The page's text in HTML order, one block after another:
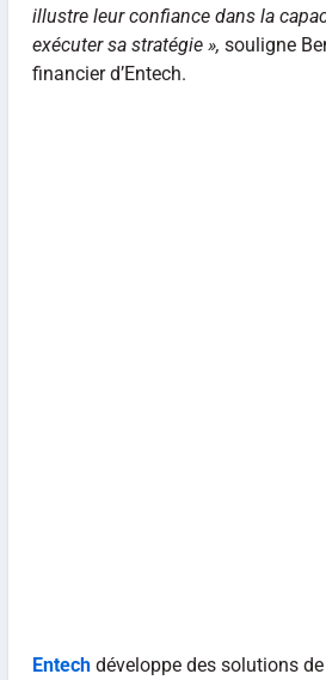
illustre leur confiance dans la
exécuter sa stratégie », souligne
financier d’Entech.
Entech développe des solutions